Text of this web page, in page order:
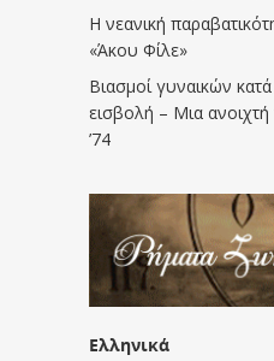
Η νεανική
«Άκου Φίλε»
Βιασμοί γυναικών
εισβολή – Μια
’74
Ελληνικά